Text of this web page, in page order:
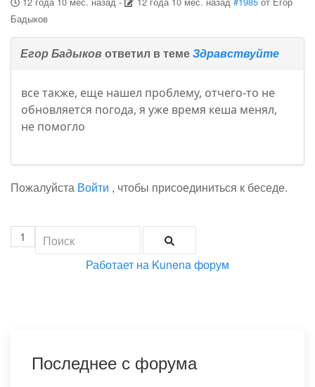
Бадыков
Егор Бадыковответил в темеЗдравствуйте
все также, еще нашел проблему, отчего-то не
обновляется погода, я уже время кеша менял,
не помогло
Пожалуйста Войти , чтобы присоединиться к беседе.
1
Работает на Kunena форум
Последнее с форума